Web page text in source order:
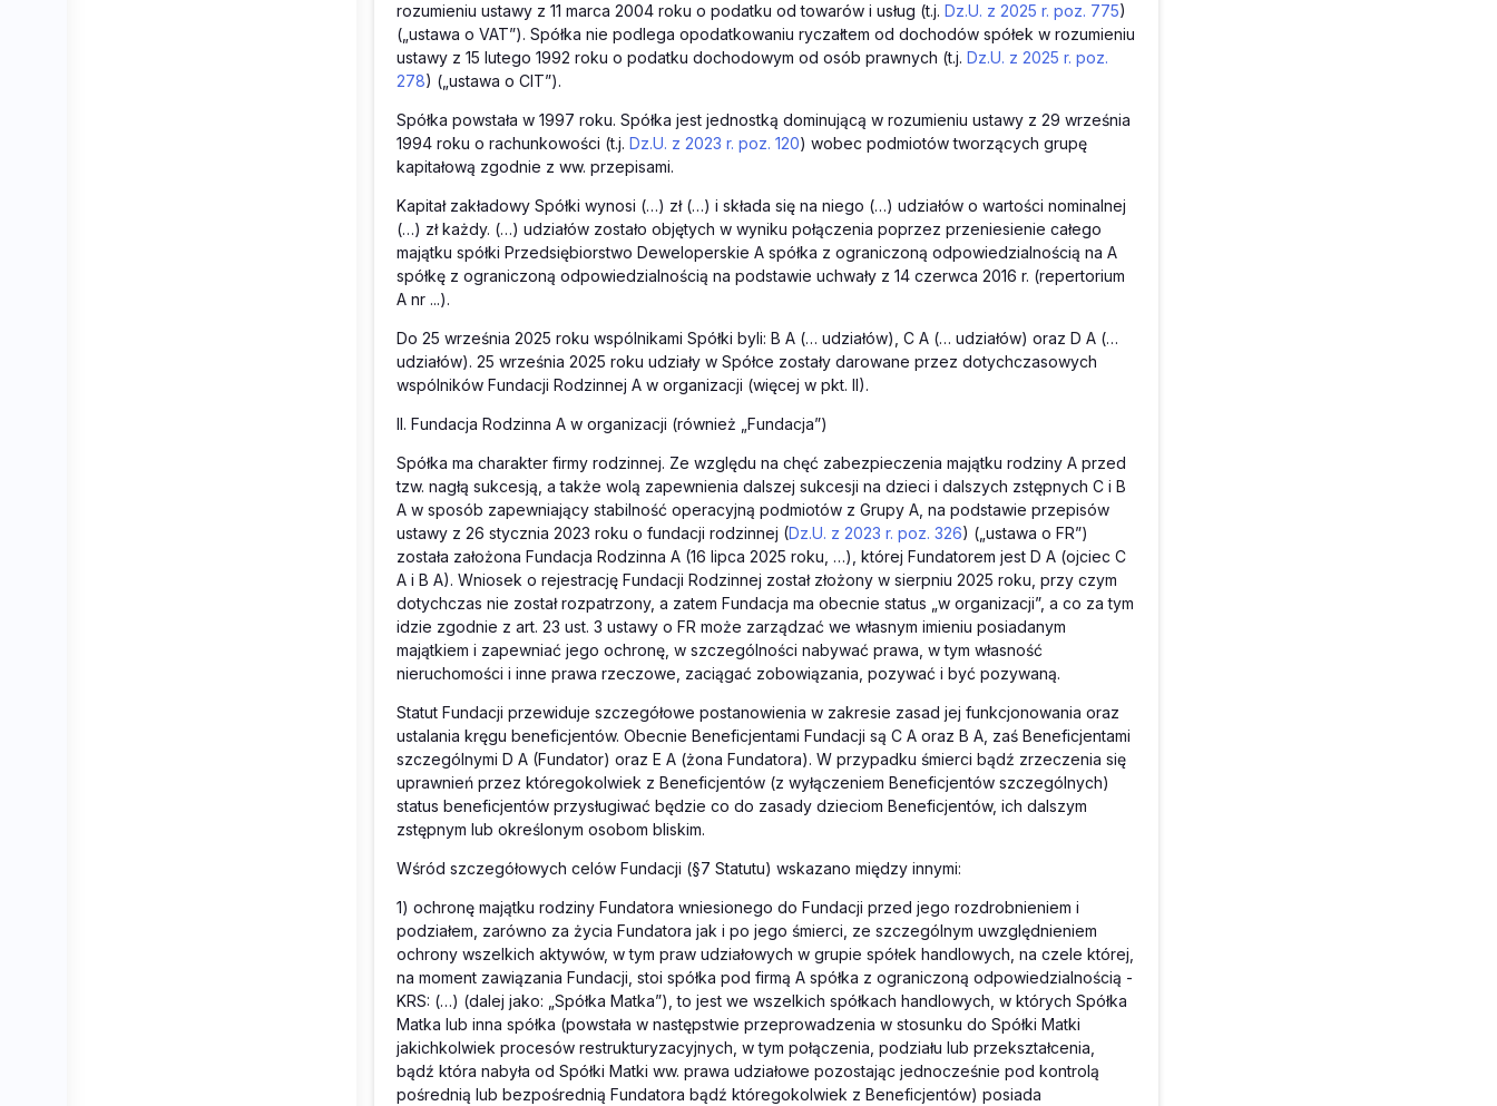
rozumieniu ustawy z 11 marca 2004 roku o podatku od towarów i usług (t.j. Dz.U. z 2025 r. poz. 775)
(„ustawa o VAT”). Spółka nie podlega opodatkowaniu ryczałtem od dochodów spółek w rozumieniu
ustawy z 15 lutego 1992 roku o podatku dochodowym od osób prawnych (t.j. Dz.U. z 2025 r. poz.
278) („ustawa o CIT”).
Spółka powstała w 1997 roku. Spółka jest jednostką dominującą w rozumieniu ustawy z 29 września
1994 roku o rachunkowości (t.j. Dz.U. z 2023 r. poz. 120) wobec podmiotów tworzących grupę
kapitałową zgodnie z ww. przepisami.
Kapitał zakładowy Spółki wynosi (…) zł (…) i składa się na niego (…) udziałów o wartości nominalnej
(…) zł każdy. (…) udziałów zostało objętych w wyniku połączenia poprzez przeniesienie całego
majątku spółki Przedsiębiorstwo Deweloperskie A spółka z ograniczoną odpowiedzialnością na A
spółkę z ograniczoną odpowiedzialnością na podstawie uchwały z 14 czerwca 2016 r. (repertorium
A nr ...).
Do 25 września 2025 roku wspólnikami Spółki byli: B A (… udziałów), C A (… udziałów) oraz D A (…
udziałów). 25 września 2025 roku udziały w Spółce zostały darowane przez dotychczasowych
wspólników Fundacji Rodzinnej A w organizacji (więcej w pkt. II).
II. Fundacja Rodzinna A w organizacji (również „Fundacja”)
Spółka ma charakter firmy rodzinnej. Ze względu na chęć zabezpieczenia majątku rodziny A przed
tzw. nagłą sukcesją, a także wolą zapewnienia dalszej sukcesji na dzieci i dalszych zstępnych C i B
A w sposób zapewniający stabilność operacyjną podmiotów z Grupy A, na podstawie przepisów
ustawy z 26 stycznia 2023 roku o fundacji rodzinnej (Dz.U. z 2023 r. poz. 326) („ustawa o FR”)
została założona Fundacja Rodzinna A (16 lipca 2025 roku, …), której Fundatorem jest D A (ojciec C
A i B A). Wniosek o rejestrację Fundacji Rodzinnej został złożony w sierpniu 2025 roku, przy czym
dotychczas nie został rozpatrzony, a zatem Fundacja ma obecnie status „w organizacji”, a co za tym
idzie zgodnie z art. 23 ust. 3 ustawy o FR może zarządzać we własnym imieniu posiadanym
majątkiem i zapewniać jego ochronę, w szczególności nabywać prawa, w tym własność
nieruchomości i inne prawa rzeczowe, zaciągać zobowiązania, pozywać i być pozywaną.
Statut Fundacji przewiduje szczegółowe postanowienia w zakresie zasad jej funkcjonowania oraz
ustalania kręgu beneficjentów. Obecnie Beneficjentami Fundacji są C A oraz B A, zaś Beneficjentami
szczególnymi D A (Fundator) oraz E A (żona Fundatora). W przypadku śmierci bądź zrzeczenia się
uprawnień przez któregokolwiek z Beneficjentów (z wyłączeniem Beneficjentów szczególnych)
status beneficjentów przysługiwać będzie co do zasady dzieciom Beneficjentów, ich dalszym
zstępnym lub określonym osobom bliskim.
Wśród szczegółowych celów Fundacji (§7 Statutu) wskazano między innymi:
1) ochronę majątku rodziny Fundatora wniesionego do Fundacji przed jego rozdrobnieniem i
podziałem, zarówno za życia Fundatora jak i po jego śmierci, ze szczególnym uwzględnieniem
ochrony wszelkich aktywów, w tym praw udziałowych w grupie spółek handlowych, na czele której,
na moment zawiązania Fundacji, stoi spółka pod firmą A spółka z ograniczoną odpowiedzialnością -
KRS: (…) (dalej jako: „Spółka Matka”), to jest we wszelkich spółkach handlowych, w których Spółka
Matka lub inna spółka (powstała w następstwie przeprowadzenia w stosunku do Spółki Matki
jakichkolwiek procesów restrukturyzacyjnych, w tym połączenia, podziału lub przekształcenia,
bądź która nabyła od Spółki Matki ww. prawa udziałowe pozostając jednocześnie pod kontrolą
pośrednią lub bezpośrednią Fundatora bądź któregokolwiek z Beneficjentów) posiada